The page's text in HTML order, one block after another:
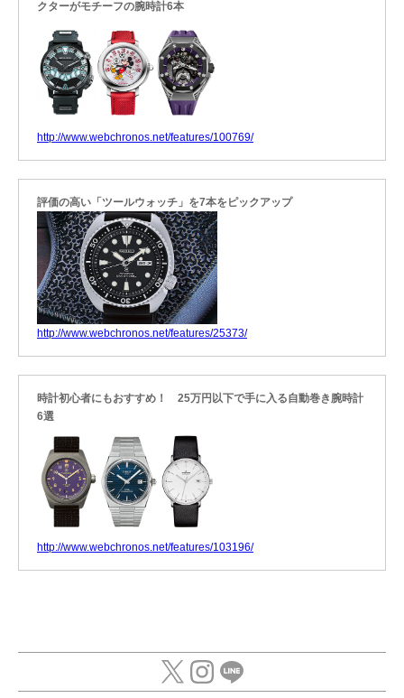
クターがモチーフの腕時計6本
http://www.webchronos.net/features/100769/
評価の高い「ツールウォッチ」を7本をピックアップ
http://www.webchronos.net/features/25373/
時計初心者にもおすすめ！ 25万円以下で手に入る自動巻き腕時計
6選
http://www.webchronos.net/features/103196/